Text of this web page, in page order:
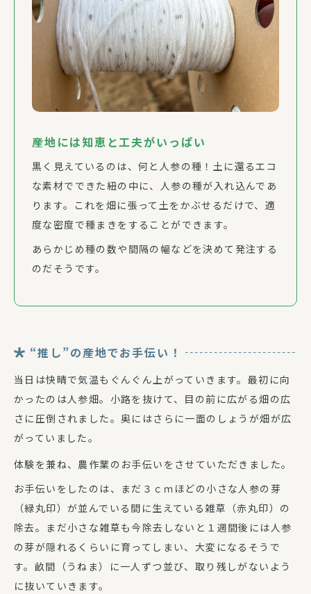
産地には知恵と工夫がいっぱい
黒く見えているのは、何と人参の種！土に還るエコ
な素材でできた紐の中に、人参の種が入れ込んであ
ります。これを畑に張って土をかぶせるだけで、適
度な密度で種まきをすることができます。
あらかじめ種の数や間隔の幅などを決めて発注する
のだそうです。
“推し”の産地でお手伝い！
当日は快晴で気温もぐんぐん上がっていきます。最初に向
かったのは人参畑。小路を抜けて、目の前に広がる畑の広
さに圧倒されました。奥にはさらに一面のしょうが畑が広
がっていました。
体験を兼ね、農作業のお手伝いをさせていただきました。
お手伝いをしたのは、まだ３ｃｍほどの小さな人参の芽
（緑丸印）が並んでいる間に生えている雑草（赤丸印）の
除去。まだ小さな雑草も今除去しないと１週間後には人参
の芽が隠れるくらいに育ってしまい、大変になるそうで
す。畝間（うねま）に一人ずつ並び、取り残しがないよう
に抜いていきます。